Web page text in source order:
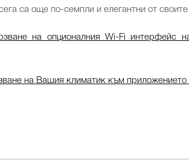
са още по-семпли и елегантни от
на опционалния Wi-Fi интерфейс
на Вашия климатик към